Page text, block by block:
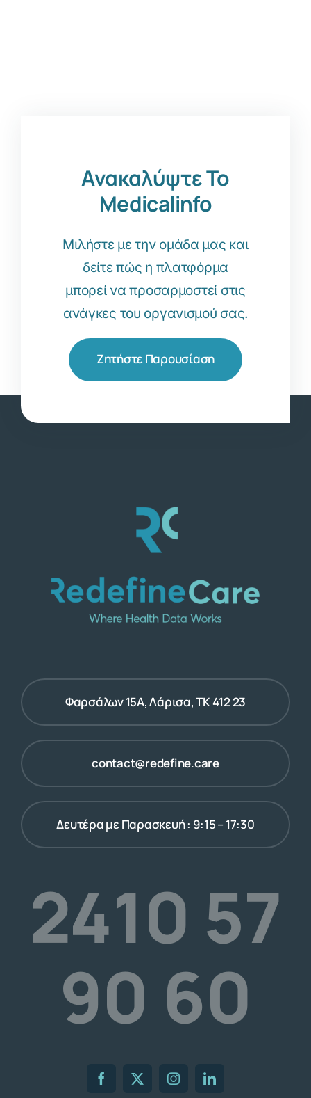
Ανακαλύψτε Το
Medicalinfo
Μιλήστε με την ομάδα μας και
δείτε πώς η πλατφόρμα
μπορεί να προσαρμοστεί στις
ανάγκες του οργανισμού σας.
Ζητήστε Παρουσίαση
Φαρσάλων 15Α, Λάρισα, ΤΚ 412 23
contact@redefine.care
Δευτέρα με Παρασκευή : 9:15 – 17:30
2410 57
90 60